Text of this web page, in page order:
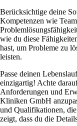
Berücksichtige deine
Kompetenzen wie
wie du diese
hast, um Probleme zu
leisten.
Passe deinen
einzigartig! Achte
Anforderungen und
Kliniken GmbH
und Qualifikationen,
zeigt, dass du die